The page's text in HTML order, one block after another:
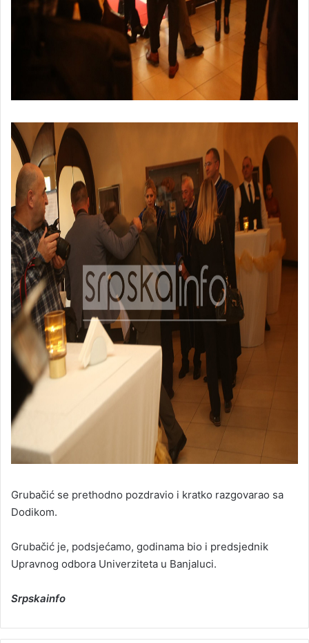
Grubačić se prethodno pozdravio i kratko razgovarao sa
Dodikom.
Grubačić je, podsjećamo, godinama bio i predsjednik
Upravnog odbora Univerziteta u Banjaluci.
Srpskainfo